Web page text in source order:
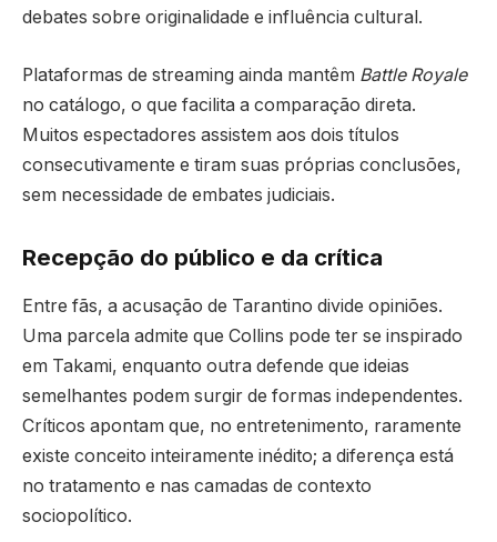
debates sobre originalidade e influência cultural.
Plataformas de streaming ainda mantêm Battle Royale
no catálogo, o que facilita a comparação direta.
Muitos espectadores assistem aos dois títulos
consecutivamente e tiram suas próprias conclusões,
sem necessidade de embates judiciais.
Recepção do público e da crítica
Entre fãs, a acusação de Tarantino divide opiniões.
Uma parcela admite que Collins pode ter se inspirado
em Takami, enquanto outra defende que ideias
semelhantes podem surgir de formas independentes.
Críticos apontam que, no entretenimento, raramente
existe conceito inteiramente inédito; a diferença está
no tratamento e nas camadas de contexto
sociopolítico.